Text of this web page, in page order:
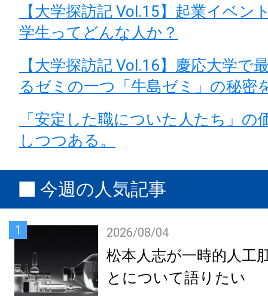
【大学探訪記 Vol.15】起業イベン
学生ってどんな人か？
【大学探訪記 Vol.16】慶応大学で
るゼミの一つ「牛島ゼミ」の秘密
「安定した職についた人たち」の
しつつある。
今週の人気記事
1 2026/08/04
松本人志が一時的人工
とについて語りたい